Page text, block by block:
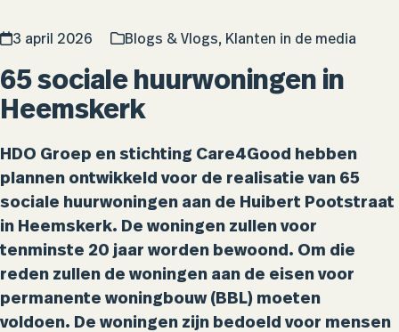
3 april 2026 Blogs & Vlogs, Klanten in de media
65 sociale huurwoningen in
Heemskerk
HDO Groep en stichting Care4Good hebben
plannen ontwikkeld voor de realisatie van 65
sociale huurwoningen aan de Huibert Pootstraat
in Heemskerk. De woningen zullen voor
tenminste 20 jaar worden bewoond. Om die
reden zullen de woningen aan de eisen voor
permanente woningbouw (BBL) moeten
voldoen. De woningen zijn bedoeld voor mensen